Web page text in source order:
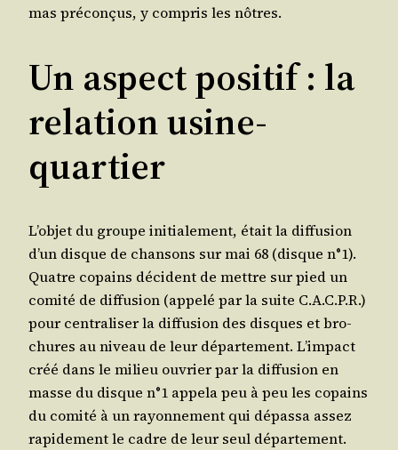
mas pré­con­çus, y com­pris les nôtres.
Un aspect positif : la
relation usine-
quartier
L’ob­jet du groupe ini­tia­le­ment, était la dif­fu­sion
d’un disque de chan­sons sur mai 68 (disque n°1).
Quatre copains décident de mettre sur pied un
comi­té de dif­fu­sion (appe­lé par la suite C.A.C.P.R.)
pour cen­tra­li­ser la dif­fu­sion des disques et bro­
chures au niveau de leur dépar­te­ment. L’im­pact
créé dans le milieu ouvrier par la dif­fu­sion en
masse du disque n°1 appe­la peu à peu les copains
du comi­té à un rayon­ne­ment qui dépas­sa assez
rapi­de­ment le cadre de leur seul département.